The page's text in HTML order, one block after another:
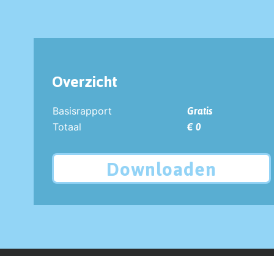
Overzicht
Basisrapport
Gratis
Totaal
€ 0
Downloaden